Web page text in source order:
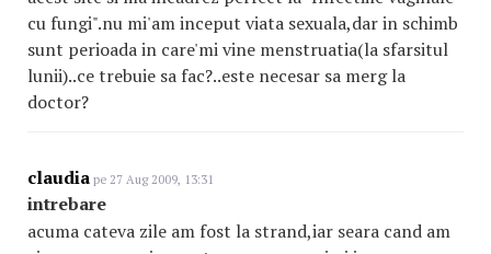
cu fungi".nu mi'am inceput viata sexuala,dar in schimb
sunt perioada in care'mi vine menstruatia(la sfarsitul
lunii)..ce trebuie sa fac?..este necesar sa merg la
doctor?
claudia pe 27 Aug 2009, 13:31
intrebare
acuma cateva zile am fost la strand,iar seara cand am